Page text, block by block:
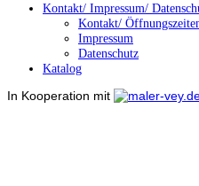
Kontakt/ Impressum/
Kontakt/
Impressum
Datenschutz
Katalog
In Kooperation mit